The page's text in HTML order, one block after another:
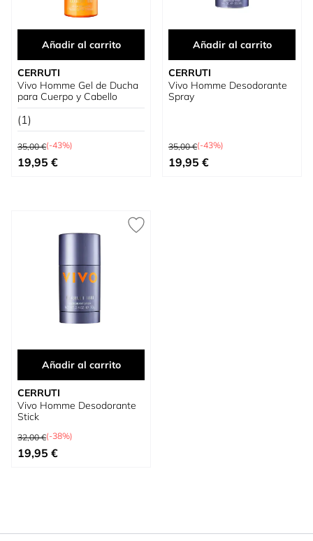
Añadir al carrito
CERRUTI
Vivo Homme Gel de Ducha
para Cuerpo y Cabello
(1)
Precio habitual
35,00 €(-43%)
Precio especial
19,95 €
Añadir al carrito
CERRUTI
Vivo Homme Desodorante
Spray
Precio habitual
35,00 €(-43%)
Precio especial
19,95 €
Añadir al carrito
CERRUTI
Vivo Homme Desodorante
Stick
Precio habitual
32,00 €(-38%)
Precio especial
19,95 €